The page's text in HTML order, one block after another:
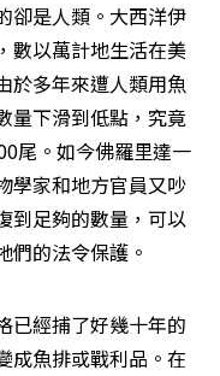
卻是人類。大西洋伊
數以萬計地生活在美
於多年來遭人類用魚
量下滑到低點，究竟
尾。如今佛羅里達一
學家和地方官員又吵
到足夠的數量，可以
們的法令保護。
已經捕了好幾十年的
成魚排或戰利品。在